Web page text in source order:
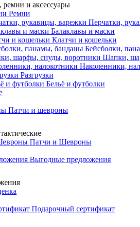
и аксессуары
Ремни
Перчатки,
Балаклавы и маски
Клатчи и кошельки
Бейсболки,
Шапки,
Наколенники,
Разгрузки
Бельё и футболки
Патчи и шевроны
Патчи и Шевроны
Выгодные предложения
Подарочный сертификат